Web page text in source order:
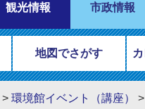
観光情報 市政情報
地図でさがす
> 環境館イベント（講座） >